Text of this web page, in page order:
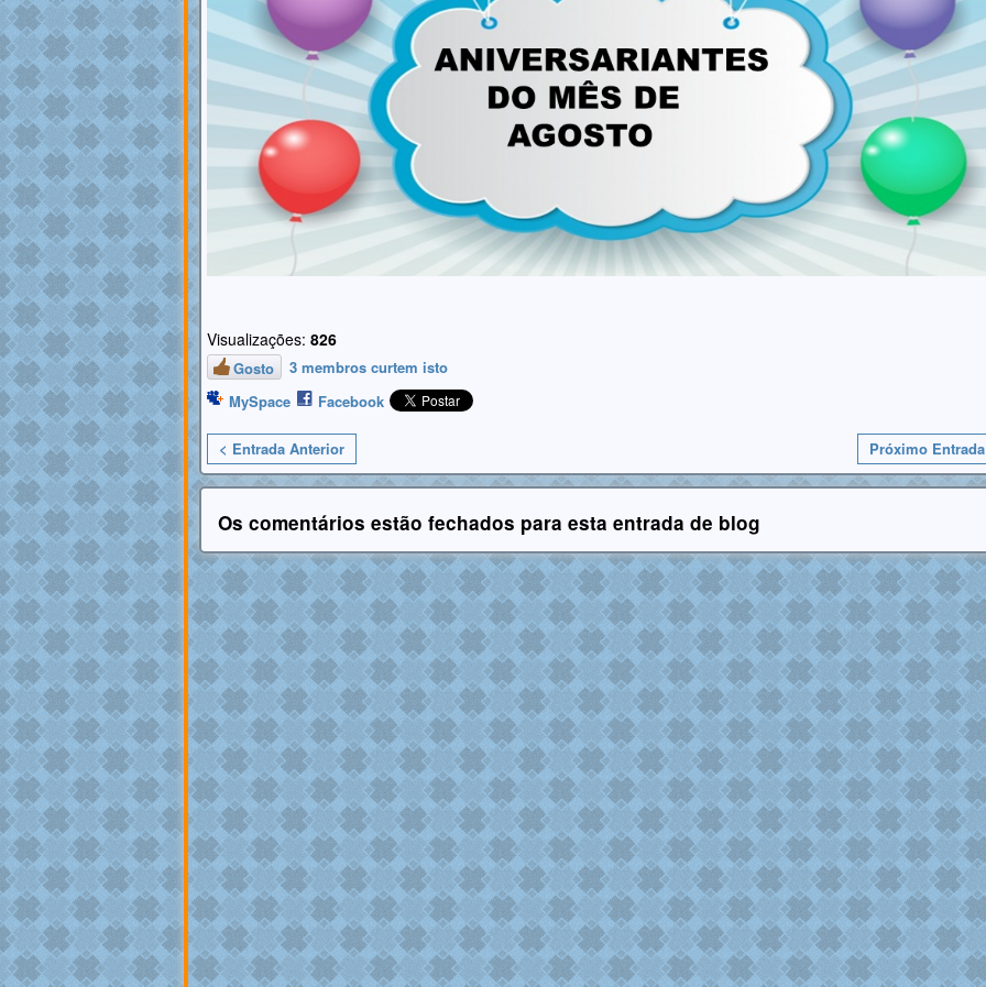
Visualizações: 826
Gosto
3 membros curtem isto
MySpace
Facebook
< Entrada Anterior Próximo
Os comentários estão fechados para esta entrada de blog